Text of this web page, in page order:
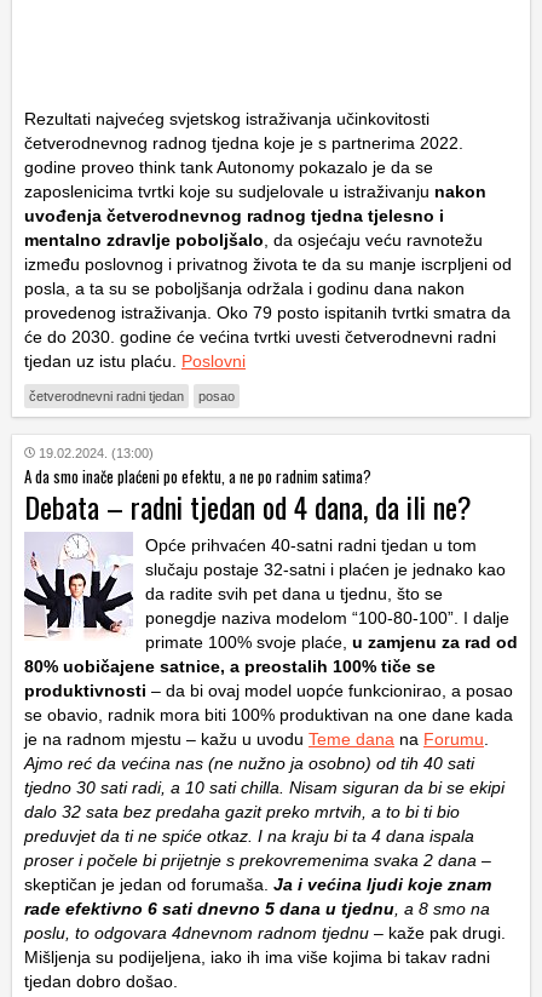
Rezultati najvećeg svjetskog istraživanja učinkovitosti
četverodnevnog radnog tjedna koje je s partnerima 2022.
godine proveo think tank Autonomy pokazalo je da se
zaposlenicima tvrtki koje su sudjelovale u istraživanju nakon
uvođenja četverodnevnog radnog tjedna tjelesno i
mentalno zdravlje poboljšalo , da osjećaju veću ravnotežu
između poslovnog i privatnog života te da su manje iscrpljeni od
posla, a ta su se poboljšanja održala i godinu dana nakon
provedenog istraživanja. Oko 79 posto ispitanih tvrtki smatra da
će do 2030. godine će većina tvrtki uvesti četverodnevni radni
tjedan uz istu plaću. Poslovni
četverodnevni radni tjedan posao
19.02.2024. (13:00)
A da smo inače plaćeni po efektu, a ne po radnim satima?
Debata – radni tjedan od 4 dana, da ili ne?
Opće prihvaćen 40-satni radni tjedan u tom
slučaju postaje 32-satni i plaćen je jednako kao
da radite svih pet dana u tjednu, što se
ponegdje naziva modelom “100-80-100”. I dalje
primate 100% svoje plaće, u zamjenu za rad od
80% uobičajene satnice, a preostalih 100% tiče se
produktivnosti – da bi ovaj model uopće funkcionirao, a posao
se obavio, radnik mora biti 100% produktivan na one dane kada
je na radnom mjestu – kažu u uvodu Teme dana na Forumu
Ajmo reć da većina nas (ne nužno ja osobno) od tih 40 sati
tjedno 30 sati radi, a 10 sati chilla. Nisam siguran da bi se ekipi
dalo 32 sata bez predaha gazit preko mrtvih, a to bi ti bio
preduvjet da ti ne spiće otkaz. I na kraju bi ta 4 dana ispala
proser i počele bi prijetnje s prekovremenima svaka 2 dana –
skeptičan je jedan od forumaša. Ja i većina ljudi koje znam
rade efektivno 6 sati dnevno 5 dana u tjednu , a 8 smo na
poslu, to odgovara 4dnevnom radnom tjednu – kaže pak drugi.
Mišljenja su podijeljena, iako ih ima više kojima bi takav radni
tjedan dobro došao.